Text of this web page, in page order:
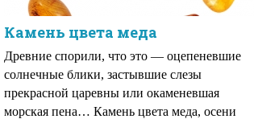
Камень цвета меда
Древние спорили, что это — оцепеневшие
солнечные блики, застывшие слезы
прекрасной царевны или окаменевшая
морская пена… Камень цвета меда, осени